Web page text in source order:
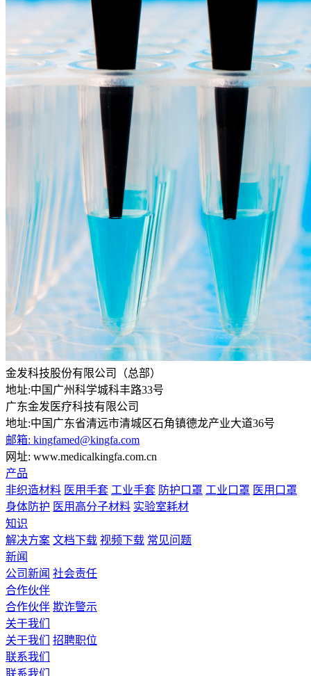
金发科技股份有限公司（总部）
地址:中国广州科学城科丰路33号
广东金发医疗科技有限公司
地址:中国广东省清远市清城区石角镇德龙产业大道36号
邮箱: kingfamed@kingfa.com
网址: www.medicalkingfa.com.cn
产品
非织造材料 医用手套 工业手套 防护口罩 工业口罩 医用口罩
身体防护 医用高分子材料 实验室耗材
知识
解决方案 文档下载 视频下载 常见问题
新闻
公司新闻 社会责任
合作伙伴
合作伙伴 欺诈警示
关于我们
关于我们
招聘职位
联系我们
联系我们